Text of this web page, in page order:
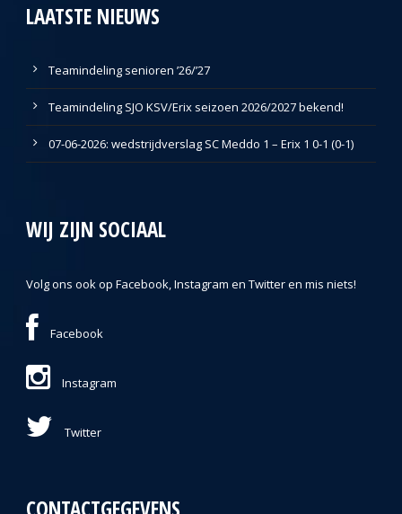
LAATSTE NIEUWS
Teamindeling senioren ’26/’27
Teamindeling SJO KSV/Erix seizoen 2026/2027 bekend!
07-06-2026: wedstrijdverslag SC Meddo 1 – Erix 1 0-1 (0-1)
WIJ ZIJN SOCIAAL
Volg ons ook op Facebook, Instagram en Twitter en mis niets!
Facebook
Instagram
Twitter